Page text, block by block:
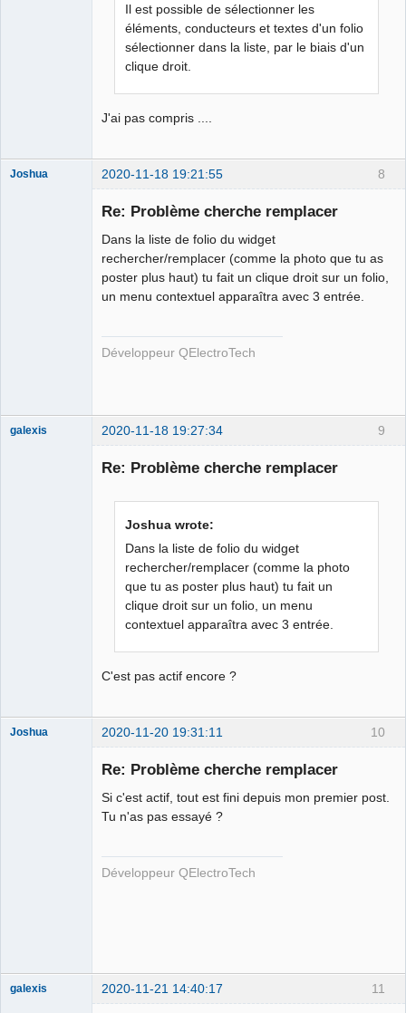
Il est possible de sélectionner les
éléments, conducteurs et textes d'un folio
sélectionner dans la liste, par le biais d'un
clique droit.
J'ai pas compris ....
8
Joshua 2020-11-18 19:21:55
Re: Problème cherche remplacer
Dans la liste de folio du widget
rechercher/remplacer (comme la photo que tu as
poster plus haut) tu fait un clique droit sur un folio,
un menu contextuel apparaîtra avec 3 entrée.
Développeur QElectroTech
9
galexis 2020-11-18 19:27:34
Re: Problème cherche remplacer
Joshua wrote:
Dans la liste de folio du widget
rechercher/remplacer (comme la photo
que tu as poster plus haut) tu fait un
clique droit sur un folio, un menu
contextuel apparaîtra avec 3 entrée.
C'est pas actif encore ?
10
Joshua 2020-11-20 19:31:11
Re: Problème cherche remplacer
Si c'est actif, tout est fini depuis mon premier post.
Tu n'as pas essayé ?
Développeur QElectroTech
11
galexis 2020-11-21 14:40:17